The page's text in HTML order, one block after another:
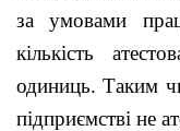
за умовами
кількість
одиниць. Таким
підприємстві не